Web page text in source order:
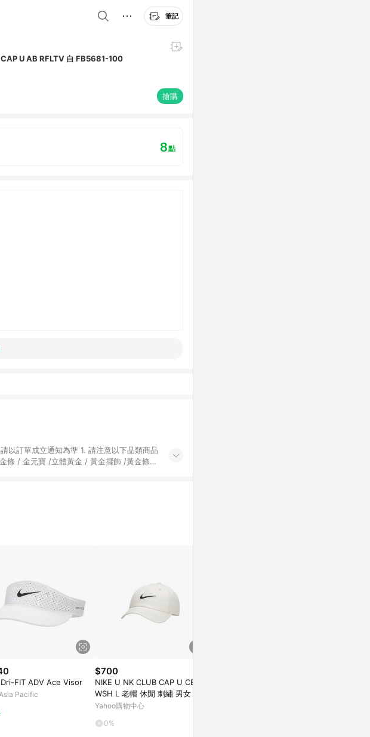
筆記
CAP U AB RFLTV 白 FB5681-100
搶購
8點
準 1. 請注意以下品類商品
條 / 金元寶 /立體黃金 / 黃金擺飾 /黃金條
顯示商店名稱者(指定活動店家除外) 3. 訂
FIT ADV Ace Visor
Pacific
$700
NIKE U NK CLUB CAP U CB S
WSH L 老帽 休閒 刺繡 男女 遮
陽 棒球帽 FB5369-072
Yahoo購物中心
0%